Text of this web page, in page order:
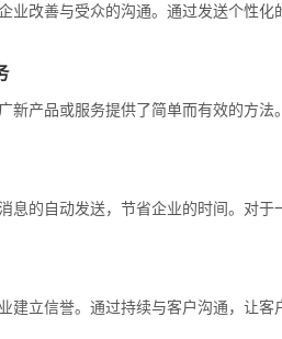
业改善与受众的沟通。通过发送个性
新产品或服务提供了简单而有效的方
息的自动发送，节省企业的时间。对
建立信誉。通过持续与客户沟通，让客